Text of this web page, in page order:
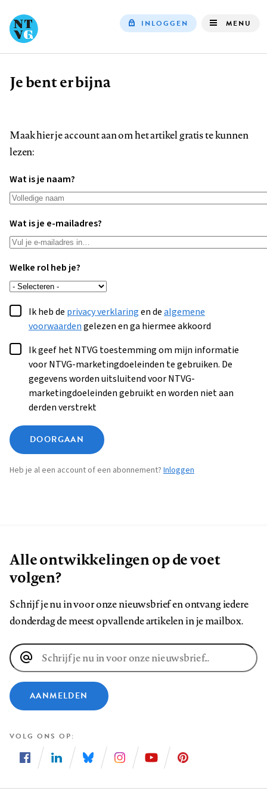
INLOGGEN MENU
Kruimelpad
Je bent er bijna
Maak hier je account aan om het artikel gratis te kunnen
lezen:
Wat is je naam?
Wat is je e-mailadres?
Welke rol heb je?
Ik heb de privacy verklaringen dealgemene
voorwaardengelezen en ga hiermee akkoord
Ik geef het NTVG toestemming om mijn informatie
voor NTVG-marketingdoeleinden te gebruiken. De
gegevens worden uitsluitend voor NTVG-
marketingdoeleinden gebruikt en worden niet aan
derden verstrekt
DOORGAAN
Heb je al een account of een abonnement? Inloggen
Alle ontwikkelingen op de voet
volgen?
Schrijf je nu in voor onze nieuwsbrief en ontvang iedere
donderdag de meest opvallende artikelen in je mailbox.
E-
mailadres
AANMELDEN
VOLG ONS OP
ons
ons
ons
ons
ons
ons